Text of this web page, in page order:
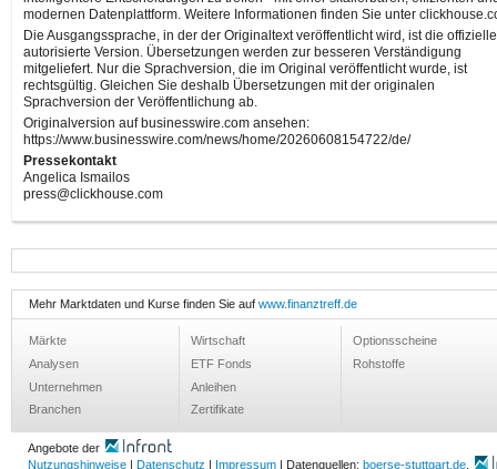
modernen Datenplattform. Weitere Informationen finden Sie unter
Die Ausgangssprache, in der der Originaltext veröffentlicht wird, ist die
autorisierte Version. Übersetzungen werden zur besseren Verständigung
mitgeliefert. Nur die Sprachversion, die im Original veröffentlicht wurde, ist
rechtsgültig. Gleichen Sie deshalb Übersetzungen mit der originalen
Sprachversion der Veröffentlichung ab.
Originalversion auf businesswire.com ansehen:
https://www.businesswire.com/news/home/20260608154722/de/
Pressekontakt
Angelica Ismailos
press@clickhouse.com
Mehr Marktdaten und Kurse finden Sie auf www.finanztreff.de
Märkte
Analysen
Unternehmen
Branchen
Wirtschaft
ETF Fonds
Anleihen
Zertifikate
Optionsscheine
Rohstoffe
Angebote der
Nutzungshinweise | Datenschutz | Impressum | Datenquellen: boerse-stuttgart.de